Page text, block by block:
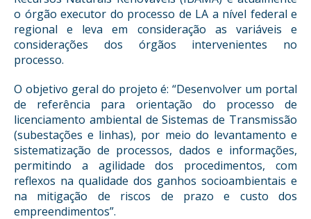
o órgão executor do processo de LA a nível federal e
regional e leva em consideração as variáveis e
considerações dos órgãos intervenientes no
processo.
O objetivo geral do projeto é: “Desenvolver um portal
de referência para orientação do processo de
licenciamento ambiental de Sistemas de Transmissão
(subestações e linhas), por meio do levantamento e
sistematização de processos, dados e informações,
permitindo a agilidade dos procedimentos, com
reflexos na qualidade dos ganhos socioambientais e
na mitigação de riscos de prazo e custo dos
empreendimentos”.